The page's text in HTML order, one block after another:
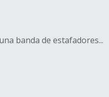
banda de estafadores...